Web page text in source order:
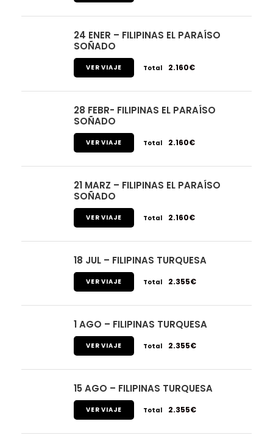
24 ENER – FILIPINAS EL PARAÍSO
SOÑADO
VER VIAJE Total 2.160€
28 FEBR- FILIPINAS EL PARAÍSO
SOÑADO
VER VIAJE Total 2.160€
21 MARZ – FILIPINAS EL PARAÍSO
SOÑADO
VER VIAJE Total 2.160€
18 JUL – FILIPINAS TURQUESA
VER VIAJE Total 2.355€
1 AGO – FILIPINAS TURQUESA
VER VIAJE Total 2.355€
15 AGO – FILIPINAS TURQUESA
VER VIAJE Total 2.355€